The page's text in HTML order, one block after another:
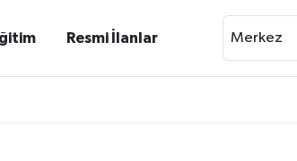
Resmi İlanlar Merkez